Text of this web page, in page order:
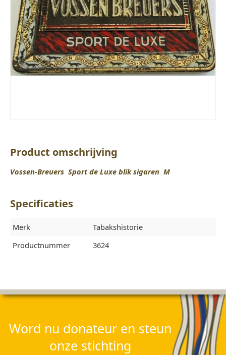
Product omschrijving
Vossen-Breuers Sport de Luxe blik sigaren M
Specificaties
Merk
Tabakshistorie
Productnummer
3624
Word nu donateur en steun
onze stichting